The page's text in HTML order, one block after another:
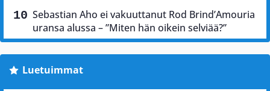
Sebastian Aho ei vakuuttanut Rod Brind’Amouria
uransa alussa – ”Miten hän oikein selviää?”
Luetuimmat